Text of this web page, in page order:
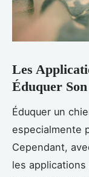
Les
Éduquer
Éduquer un
especialmente
Cependant,
les